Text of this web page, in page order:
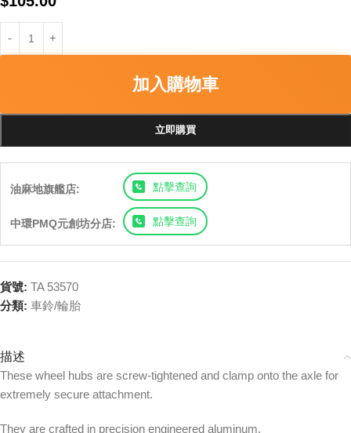
加入購物車
立即購買
油麻地旗艦店: 點擊查詢
中環PMQ元創坊分店: 點擊查詢
貨號: TA 53570
分類: 車鈴/輪胎
描述
These wheel hubs are screw-tightened and clamp onto the axle for
extremely secure attachment.
They are crafted in precision engineered aluminum.